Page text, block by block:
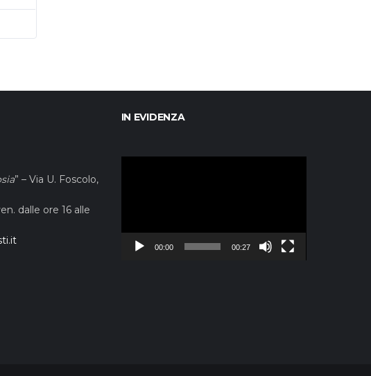
” – Via U. Foscolo,
dalle ore 16 alle
IN EVIDENZA
00:00 00:27